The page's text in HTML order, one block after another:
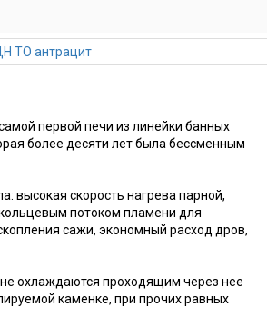
первой печи из линейки банных
более десяти лет была бессменным
высокая скорость нагрева парной,
потоком пламени для
сажи, экономный расход дров,
охлаждаются проходящим через нее
каменке, при прочих равных